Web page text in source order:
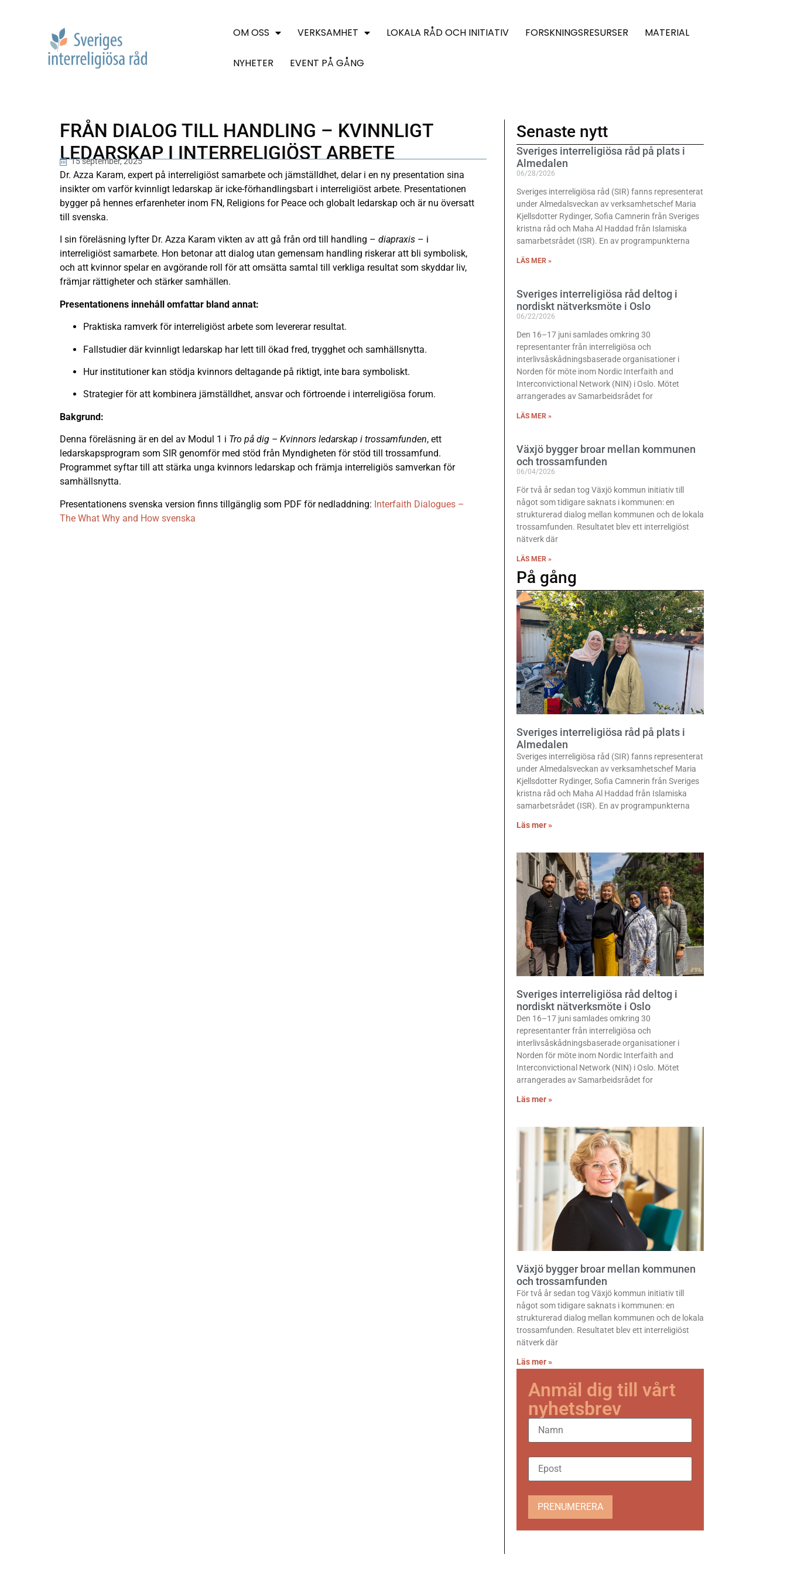
OM OSS VERKSAMHET LOKALA RÅD OCH INITIATIV FORSKNINGSRESURSER MATERIAL
NYHETER EVENT PÅ GÅNG
FRÅN DIALOG TILL HANDLING – KVINNLIGT
LEDARSKAP I INTERRELIGIÖST ARBETE
15 september, 2025
Dr. Azza Karam, expert på interreligiöst samarbete och jämställdhet, delar i en ny presentation sina
insikter om varför kvinnligt ledarskap är icke-förhandlingsbart i interreligiöst arbete. Presentationen
bygger på hennes erfarenheter inom FN, Religions for Peace och globalt ledarskap och är nu översatt
till svenska.
I sin föreläsning lyfter Dr. Azza Karam vikten av att gå från ord till handling – diapraxis – i
interreligiöst samarbete. Hon betonar att dialog utan gemensam handling riskerar att bli symbolisk,
och att kvinnor spelar en avgörande roll för att omsätta samtal till verkliga resultat som skyddar liv,
främjar rättigheter och stärker samhällen.
Presentationens innehåll omfattar bland annat:
Praktiska ramverk för interreligiöst arbete som levererar resultat.
Fallstudier där kvinnligt ledarskap har lett till ökad fred, trygghet och samhällsnytta.
Hur institutioner kan stödja kvinnors deltagande på riktigt, inte bara symboliskt.
Strategier för att kombinera jämställdhet, ansvar och förtroende i interreligiösa forum.
Bakgrund:
Denna föreläsning är en del av Modul 1 i Tro på dig – Kvinnors ledarskap i trossamfunden, ett
ledarskapsprogram som SIR genomför med stöd från Myndigheten för stöd till trossamfund.
Programmet syftar till att stärka unga kvinnors ledarskap och främja interreligiös samverkan för
samhällsnytta.
Presentationens svenska version finns tillgänglig som PDF för nedladdning: Interfaith Dialogues –
The What Why and How svenska
Senaste nytt
Sveriges interreligiösa råd på plats i
Almedalen
06/28/2026
Sveriges interreligiösa råd (SIR) fanns representerat
under Almedalsveckan av verksamhetschef Maria
Kjellsdotter Rydinger, Sofia Camnerin från Sveriges
kristna råd och Maha Al Haddad från Islamiska
samarbetsrådet (ISR). En av programpunkterna
LÄS MER »
Sveriges interreligiösa råd deltog i
nordiskt nätverksmöte i Oslo
06/22/2026
Den 16–17 juni samlades omkring 30
representanter från interreligiösa och
interlivsåskådningsbaserade organisationer i
Norden för möte inom Nordic Interfaith and
Interconvictional Network (NIN) i Oslo. Mötet
arrangerades av Samarbeidsrådet for
LÄS MER »
Växjö bygger broar mellan kommunen
och trossamfunden
06/04/2026
För två år sedan tog Växjö kommun initiativ till
något som tidigare saknats i kommunen: en
strukturerad dialog mellan kommunen och de lokala
trossamfunden. Resultatet blev ett interreligiöst
nätverk där
LÄS MER »
På gång
Sveriges interreligiösa råd på plats i
Almedalen
Sveriges interreligiösa råd (SIR) fanns representerat
under Almedalsveckan av verksamhetschef Maria
Kjellsdotter Rydinger, Sofia Camnerin från Sveriges
kristna råd och Maha Al Haddad från Islamiska
samarbetsrådet (ISR). En av programpunkterna
Läs mer »
Sveriges interreligiösa råd deltog i
nordiskt nätverksmöte i Oslo
Den 16–17 juni samlades omkring 30
representanter från interreligiösa och
interlivsåskådningsbaserade organisationer i
Norden för möte inom Nordic Interfaith and
Interconvictional Network (NIN) i Oslo. Mötet
arrangerades av Samarbeidsrådet for
Läs mer »
Växjö bygger broar mellan kommunen
och trossamfunden
För två år sedan tog Växjö kommun initiativ till
något som tidigare saknats i kommunen: en
strukturerad dialog mellan kommunen och de lokala
trossamfunden. Resultatet blev ett interreligiöst
nätverk där
Läs mer »
Anmäl dig till vårt
nyhetsbrev
PRENUMERERA